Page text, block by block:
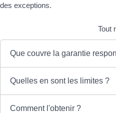
des exceptions.
Tout
Que couvre la garantie
Quelles en sont les limites ?
Comment l'obtenir ?